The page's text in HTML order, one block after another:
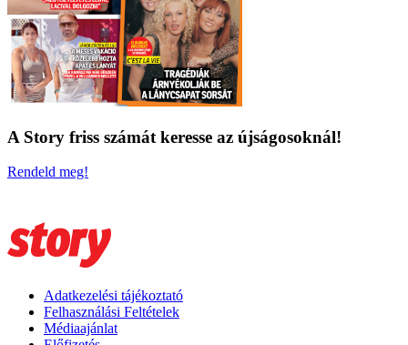
A Story friss számát keresse az újságosoknál!
Rendeld meg!
Adatkezelési tájékoztató
Felhasználási Feltételek
Médiaajánlat